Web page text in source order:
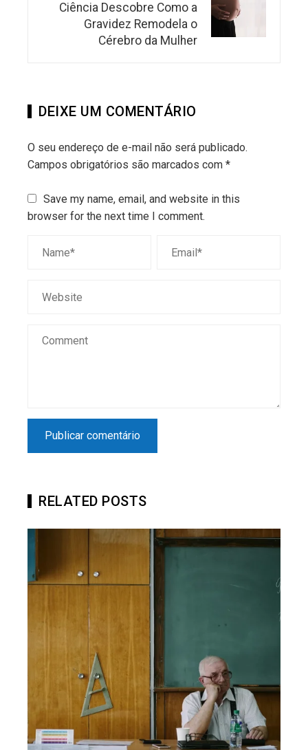
Ciência Descobre Como a
Gravidez Remodela o
Cérebro da Mulher
DEIXE UM COMENTÁRIO
O seu endereço de e-mail não será publicado.
Campos obrigatórios são marcados com *
Save my name, email, and website in this
browser for the next time I comment.
RELATED POSTS